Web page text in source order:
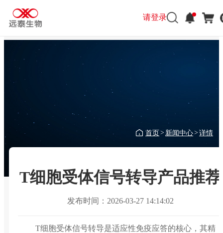
请登录
首页> 新闻中心>详情
T细胞受体信号转导产品推荐
发布时间：2026-03-27 14:14:02
T细胞受体信号转导是适应性免疫应答的核心，其精